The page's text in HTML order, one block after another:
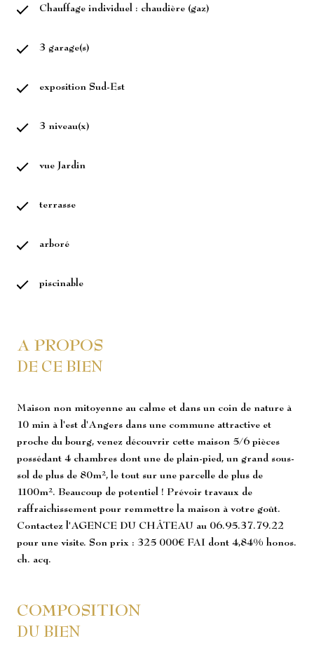
Chauffage individuel : chaudière (gaz)
3 garage(s)
exposition Sud-Est
3 niveau(x)
vue Jardin
terrasse
arboré
piscinable
A PROPOS
DE CE BIEN
Maison non mitoyenne au calme et dans un coin de nature à
10 min à l'est d'Angers dans une commune attractive et
proche du bourg, venez découvrir cette maison 5/6 pièces
possédant 4 chambres dont une de plain-pied, un grand sous-
sol de plus de 80m², le tout sur une parcelle de plus de
1100m². Beaucoup de potentiel ! Prévoir travaux de
raffraichissement pour remmettre la maison à votre goût.
Contactez l'AGENCE DU CHÂTEAU au 06.95.37.79.22
pour une visite. Son prix : 325 000€ FAI dont 4,84% honos.
ch. acq.
COMPOSITION
DU BIEN